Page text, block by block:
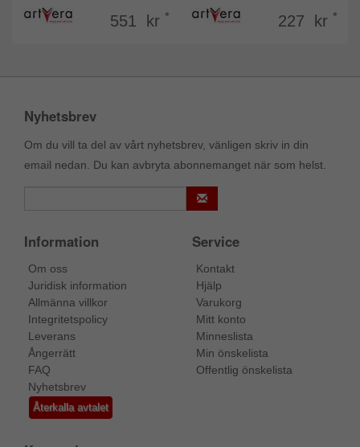
551 kr * 227 kr *
Nyhetsbrev
Om du vill ta del av vårt nyhetsbrev, vänligen skriv in din
email nedan. Du kan avbryta abonnemanget när som helst.
Information
Om oss
Juridisk information
Allmänna villkor
Integritetspolicy
Leverans
Ångerrätt
FAQ
Nyhetsbrev
Återkalla avtalet
Service
Kontakt
Hjälp
Varukorg
Mitt konto
Minneslista
Min önskelista
Offentlig önskelista